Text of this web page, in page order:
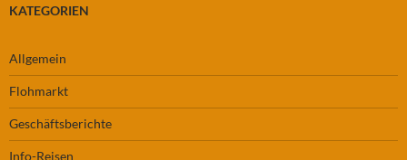
KATEGORIEN
Allgemein
Flohmarkt
Geschäftsberichte
Info-Reisen